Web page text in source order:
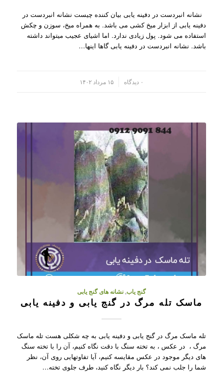
نشانه انبردست در دفینه یابی بیان کننده چیست نشانه انبردست در
دفینه یابی از ابزار میخ کشی می باشد. به همراه میخ، سوزن و چکش
استفاده می شود. پول زیادی ندارد. اما اشیای عجیب میتواند داشته
باشد. نشانه انبردست در دفینه یابی گاها اینها…
۰ دیدگاه ۱۵ مرداد ۱۴۰۲
گنج یاب,نشانه های گنج یابی
ماسک تله مرگ در گنج یابی و دفینه یابی
تله ماسک مرگ در گنج یابی و دفینه یابی به چه شکلی هست تله ماسک
مرگ ، در عکس ، به تخته سنگ با دقت نگاه کنیم، آن را با تخته سنگ
های دیگر موجود در عکس مقایسه کنیم، آیا تفاوتهایی روی آن، نظر
شما را جلب نمی کند؟ بار دیگر نگاه کنید، طرف جلوی تخته…